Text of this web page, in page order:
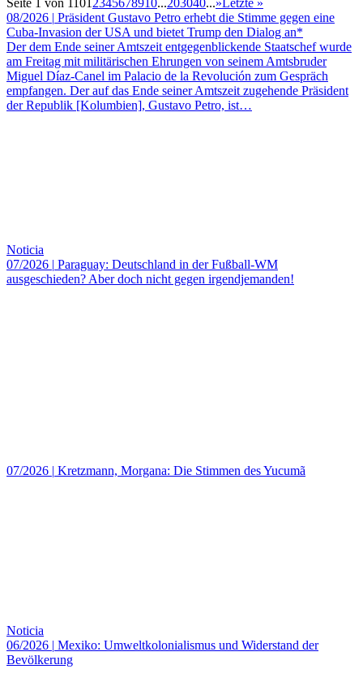
Seite 1 von 1101 2345678910...203040...»Letzte »
08/2026 | Präsident Gustavo Petro erhebt die Stimme gegen eine
Cuba-Invasion der USA und bietet Trump den Dialog an*
Der dem Ende seiner Amtszeit entgegenblickende Staatschef wurde
am Freitag mit militärischen Ehrungen von seinem Amtsbruder
Miguel Díaz-Canel im Palacio de la Revolución zum Gespräch
empfangen. Der auf das Ende seiner Amtszeit zugehende Präsident
der Republik [Kolumbien], Gustavo Petro, ist…
Noticia
07/2026 | Paraguay: Deutschland in der Fußball-WM
ausgeschieden? Aber doch nicht gegen irgendjemanden!
07/2026 | Kretzmann, Morgana: Die Stimmen des Yucumã
Noticia
06/2026 | Mexiko: Umweltkolonialismus und Widerstand der
Bevölkerung